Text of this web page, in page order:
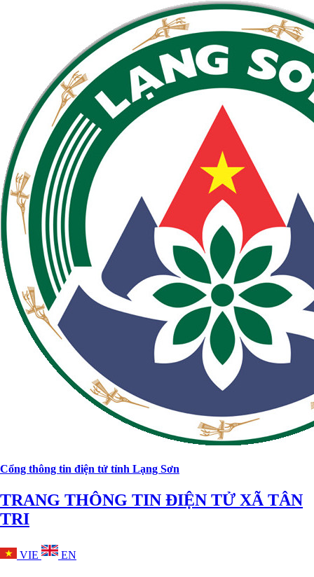
Cổng thông tin điện tử tỉnh Lạng Sơn
TRANG THÔNG TIN ĐIỆN TỬ XÃ TÂN
TRI
VIE EN